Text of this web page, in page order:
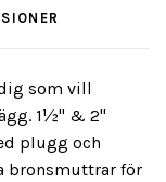
som vill
1½" & 2"
plugg och
bronsmuttrar för